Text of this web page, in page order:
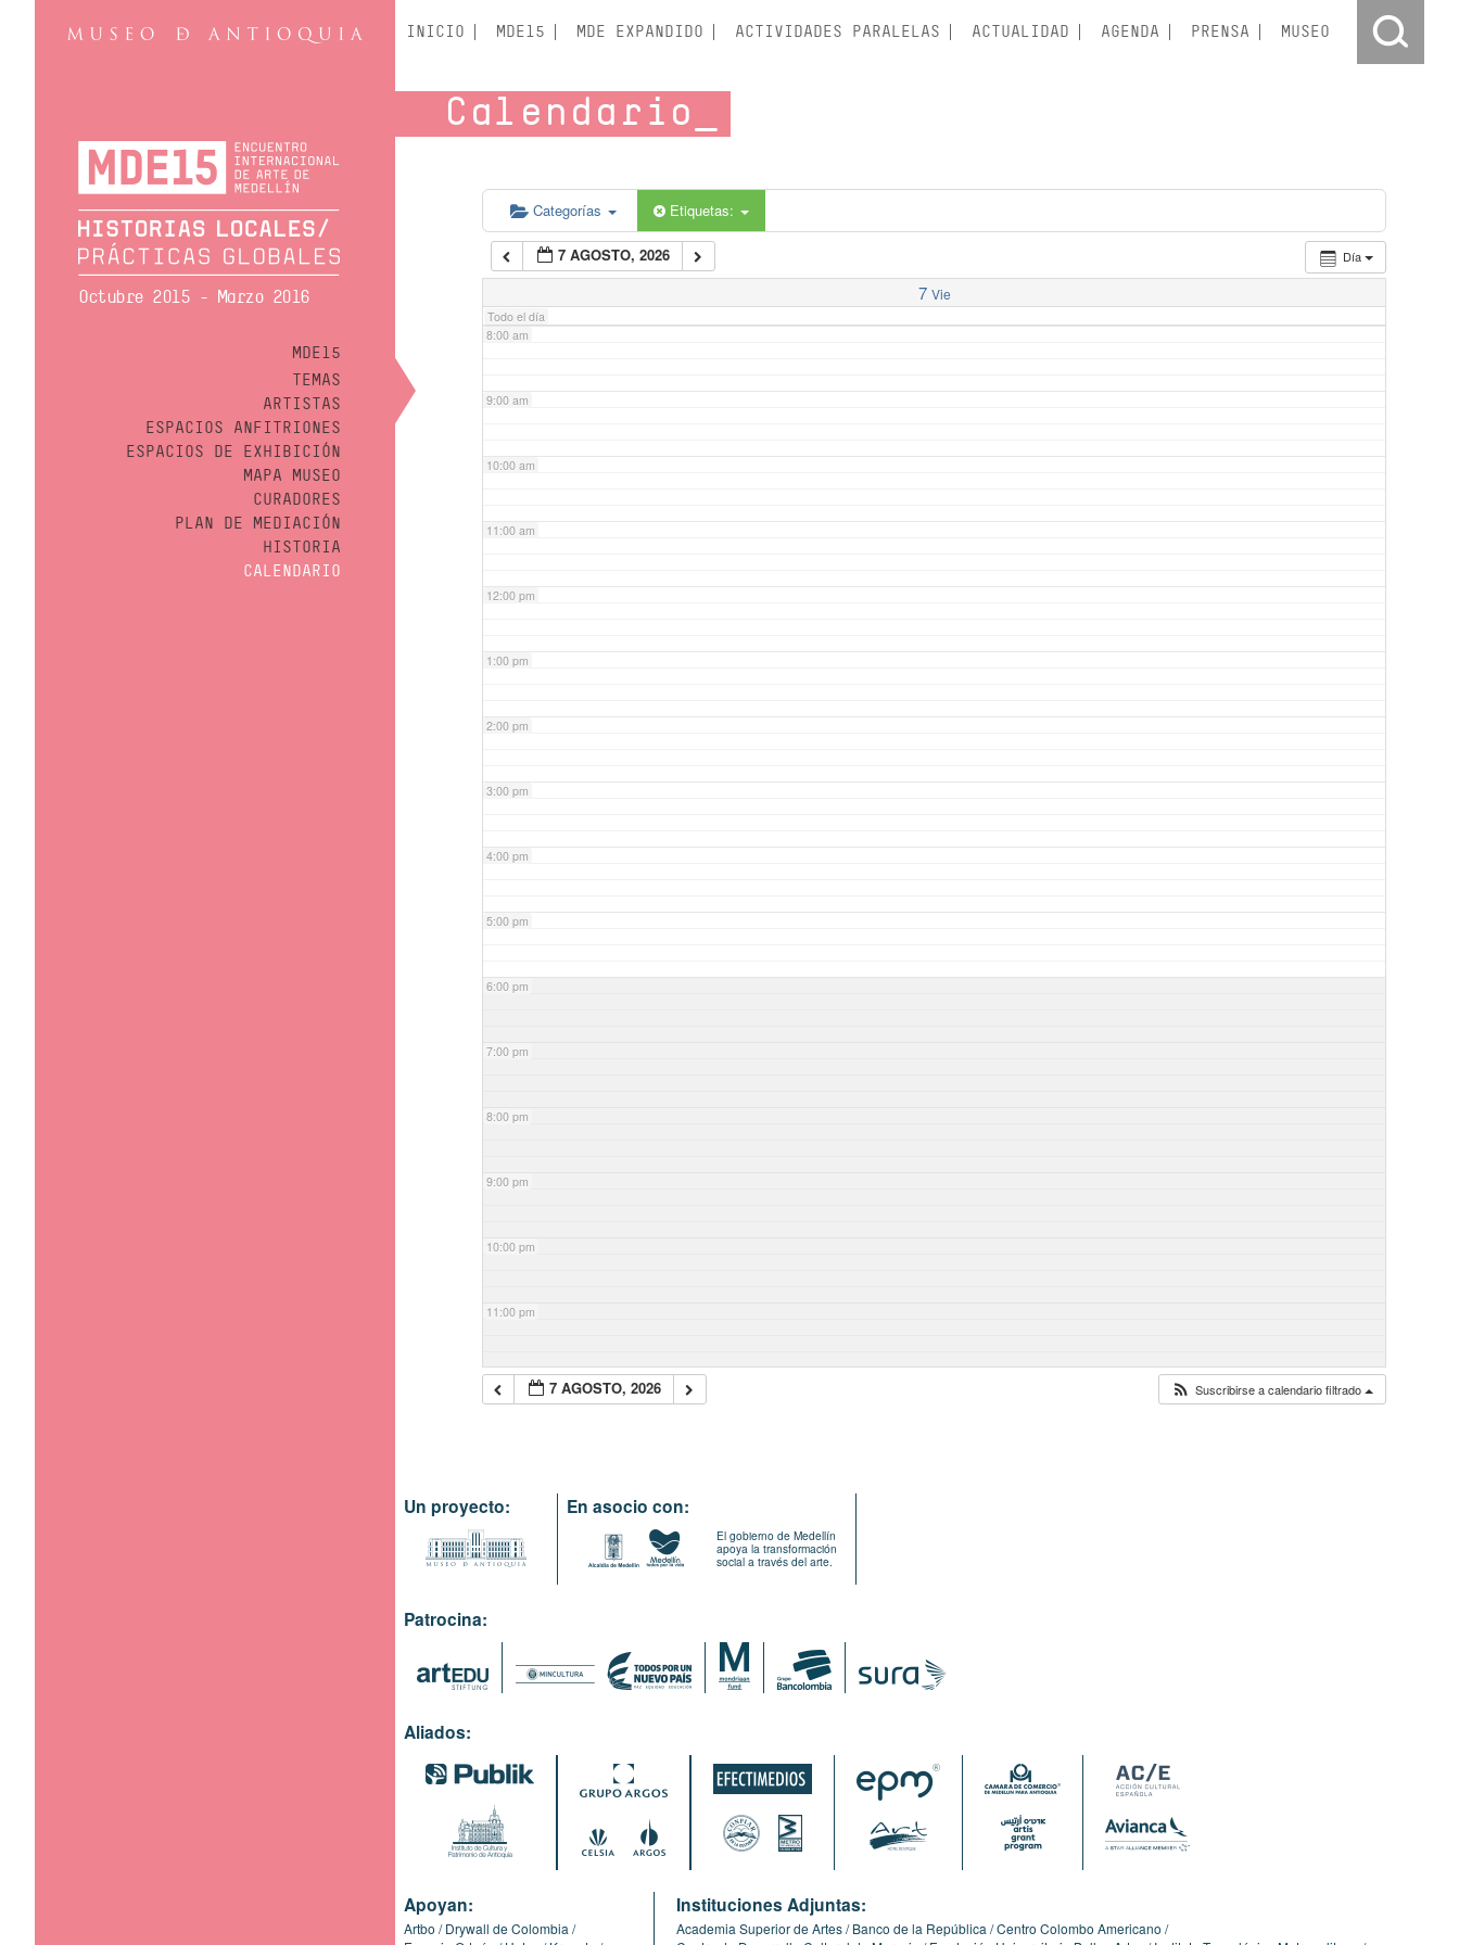
Octubre 2015 - Marzo 2016
MDE15
TEMAS
ARTISTAS
ESPACIOS ANFITRIONES
ESPACIOS DE EXHIBICIÓN
MAPA MUSEO
CURADORES
PLAN DE MEDIACIÓN
HISTORIA
CALENDARIO
INICIO MDE15 MDE EXPANDIDO ACTIVIDADES PARALELAS ACTUALIDAD AGENDA PRENSA MUSEO
Calendario
Categorías Etiquetas:
Día
7 AGOSTO, 2026
7 Vie
Todo el día
5:00 am
6:00 am
7:00 am
8:00 am
9:00 am
10:00 am
11:00 am
12:00 pm
1:00 pm
2:00 pm
3:00 pm
4:00 pm
5:00 pm
6:00 pm
7:00 pm
8:00 pm
9:00 pm
10:00 pm
11:00 pm
7 AGOSTO, 2026 Suscribirse a calendario filtrado
Un proyecto: En asocio con:
El gobierno de Medellín
apoya la transformación
social a través del arte.
Patrocina:
Aliados:
Apoyan:
Artbo
Drywall de Colombia
Instituciones Adjuntas:
Academia Superior de Artes Banco de la República Centro Colombo Americano